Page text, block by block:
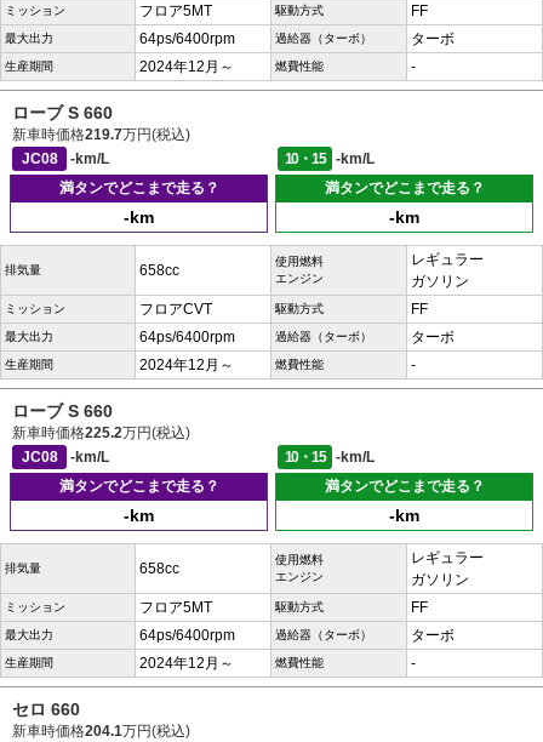
ミッション フロア5MT 駆動方式 FF
最大出力 64ps/6400rpm 過給器（ターボ） ターボ
生産期間 2024年12月～ 燃費性能 -
ローブ S 660
新車時価格219.7万円(税込)
JC08
-km/L 10・15
-km/L
満タンでどこまで走る？
-km
満タンでどこまで走る？
-km
排気量 658cc
使用燃料
エンジン
レギュラー
ガソリン
ミッション フロアCVT 駆動方式 FF
最大出力 64ps/6400rpm 過給器（ターボ） ターボ
生産期間 2024年12月～ 燃費性能 -
ローブ S 660
新車時価格225.2万円(税込)
JC08
-km/L 10・15
-km/L
満タンでどこまで走る？
-km
満タンでどこまで走る？
-km
排気量 658cc
使用燃料
エンジン
レギュラー
ガソリン
ミッション フロア5MT 駆動方式 FF
最大出力 64ps/6400rpm 過給器（ターボ） ターボ
生産期間 2024年12月～ 燃費性能 -
セロ 660
新車時価格204.1万円(税込)